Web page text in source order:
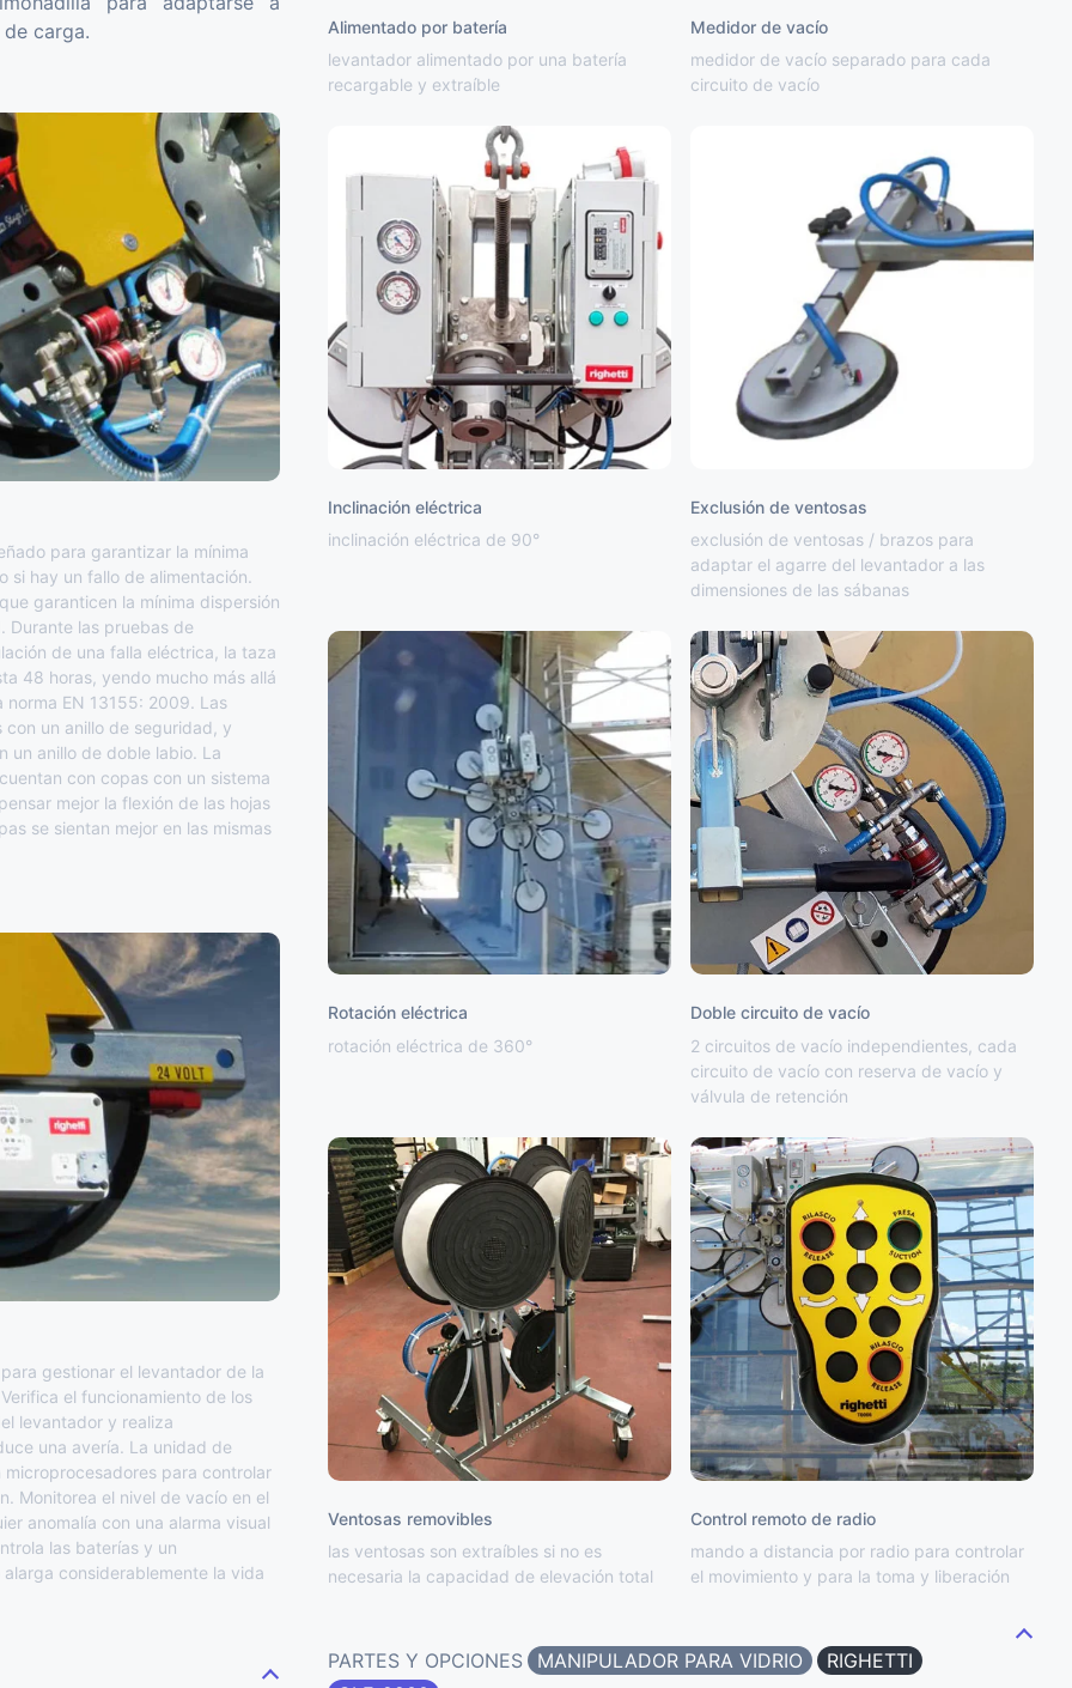
carga.
para garantizar la mínima
si hay un fallo de alimentación.
garanticen la mínima dispersión
Durante las pruebas de
de una falla eléctrica, la taza
48 horas, yendo mucho más allá
EN 13155: 2009. Las
un anillo de seguridad, y
un anillo de doble labio. La
con copas con un sistema
mejor la flexión de las hojas
se sientan mejor en las mismas
gestionar el levantador de la
el funcionamiento de los
levantador y realiza
una avería. La unidad de
para controlar
Monitorea el nivel de vacío en el
anomalía con una alarma visual
las baterías y un
considerablemente la vida
Alimentado por batería
levantador alimentado por una batería
recargable y extraíble
Medidor de vacío
medidor de vacío separado para cada
circuito de vacío
Inclinación eléctrica
inclinación eléctrica de 90°
Exclusión de ventosas
exclusión de ventosas / brazos para
adaptar el agarre del levantador a las
dimensiones de las sábanas
Rotación eléctrica
rotación eléctrica de 360°
Doble circuito de vacío
2 circuitos de vacío independientes, cada
circuito de vacío con reserva de vacío y
válvula de retención
Ventosas removibles
las ventosas son extraíbles si no es
necesaria la capacidad de elevación total
Control remoto de radio
mando a distancia por radio para controlar
el movimiento y para la toma y liberación
PARTES Y OPCIONES MANIPULADOR PARA VIDRIO
RIGHETTI